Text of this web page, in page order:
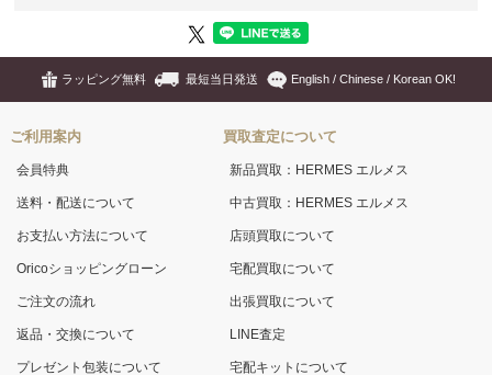
ラッピング無料 最短当日発送 English / Chinese / Korean OK!
ご利用案内
会員特典
送料・配送について
お支払い方法について
Oricoショッピングローン
ご注文の流れ
返品・交換について
プレゼント包装について
買取査定について
新品買取：HERMES エルメス
中古買取：HERMES エルメス
店頭買取について
宅配買取について
出張買取について
LINE査定
宅配キットについて